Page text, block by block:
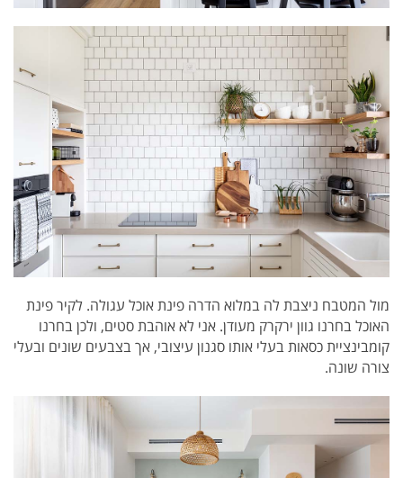
מול המטבח ניצבת לה במלוא הדרה פינת אוכל עגולה. לקיר פינת
האוכל בחרנו גוון ירקרק מעודן. אני לא אוהבת סטים, ולכן בחרנו
קומבינציית כסאות בעלי אותו סגנון עיצובי, אך בצבעים שונים ובעלי
צורה שונה.